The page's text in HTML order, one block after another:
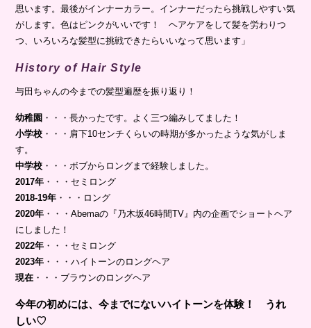
思います。最後がインナーカラー。インナーだったら挑戦しやすい気
がします。色はピンクがいいです！ ヘアケアをして髪を労わりつ
つ、いろいろな髪型に挑戦できたらいいなって思います」
History of Hair Style
与田ちゃんの今までの髪型遍歴を振り返り！
幼稚園 ・・・長かったです。よく三つ編みしてました！
小学校 ・・・肩下10センチくらいの時期が多かったような気がしま
す。
中学校 ・・・ボブからロングまで経験しました。
2017年 ・・・セミロング
2018-19年 ・・・ロング
2020年 ・・・Abemaの『乃木坂46時間TV』内の企画でショートヘア
にしました！
2022年 ・・・セミロング
2023年 ・・・ハイトーンのロングヘア
現在 ・・・ブラウンのロングヘア
今年の初めには、今までにないハイトーンを体験！ うれ
しい♡